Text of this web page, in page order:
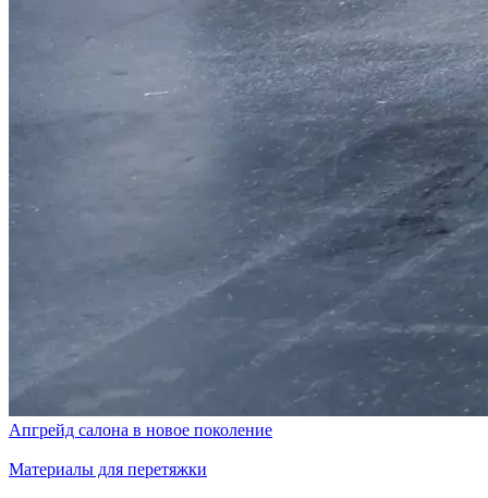
Апгрейд салона в новое поколение
Материалы для перетяжки